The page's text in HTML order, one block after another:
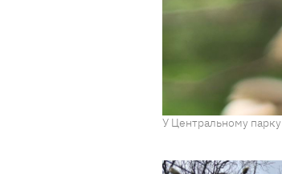
У Центральному парку